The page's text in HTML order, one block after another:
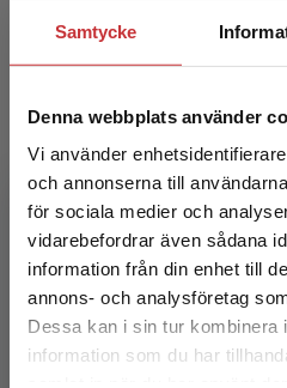
Samtycke
Denna webbplats använder
Vi använder
och annonserna till
för sociala medier och
vidarebefordrar även sådana
information från din enhet till
annons- och analysföretag
Dessa kan i sin tur kombinera
information som du har
Begränsad
Det verkar som att du
Om samverkan
Axelsson, R - Bihari
359 krinkl. moms
Exkl. moms: 339 kr